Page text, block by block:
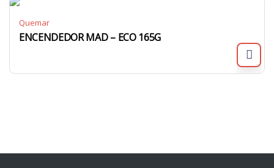
Quemar
ENCENDEDOR MAD – ECO 165G